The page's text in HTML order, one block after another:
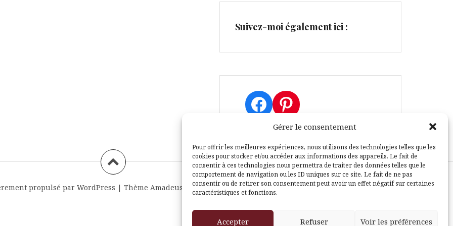
Gérer le consentement
Pour offrir les meilleures expériences, nous utilisons des technologies telles que les
cookies pour stocker et/ou accéder aux informations des appareils. Le fait de
consentir à ces technologies nous permettra de traiter des données telles que le
comportement de navigation ou les ID uniques sur ce site. Le fait de ne pas
consentir ou de retirer son consentement peut avoir un effet négatif sur certaines
caractéristiques et fonctions.
Accepter Refuser Voir les préférences
Suivez-moi également ici :
Facebook
Pinterest
propulsé par WordPress | Thème Amadeus par Themeisle